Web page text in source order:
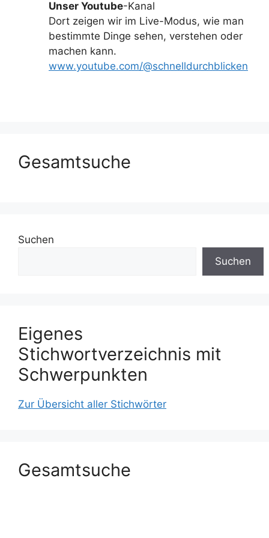
Unser Youtube-Kanal
Dort zeigen wir im Live-Modus, wie man
bestimmte Dinge sehen, verstehen oder
machen kann.
www.youtube.com/@schnelldurchblicken
Gesamtsuche
Suchen
Suchen
Eigenes
Stichwortverzeichnis mit
Schwerpunkten
Zur Übersicht aller Stichwörter
Gesamtsuche